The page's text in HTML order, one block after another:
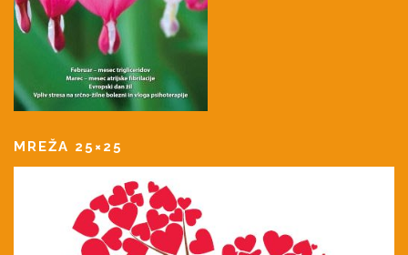
MREŽA 25×25